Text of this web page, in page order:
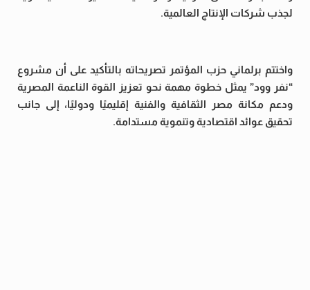
لجذب شركات الإنتاج العالمية.
واختتم برلماني حزب المؤتمر تصريحاته بالتأكيد على أن مشروع
“نفر وود” يمثل خطوة مهمة نحو تعزيز القوة الناعمة المصرية
ودعم مكانة مصر الثقافية والفنية إقليميًا ودوليًا، إلى جانب
تحقيق عوائد اقتصادية وتنموية مستدامة.